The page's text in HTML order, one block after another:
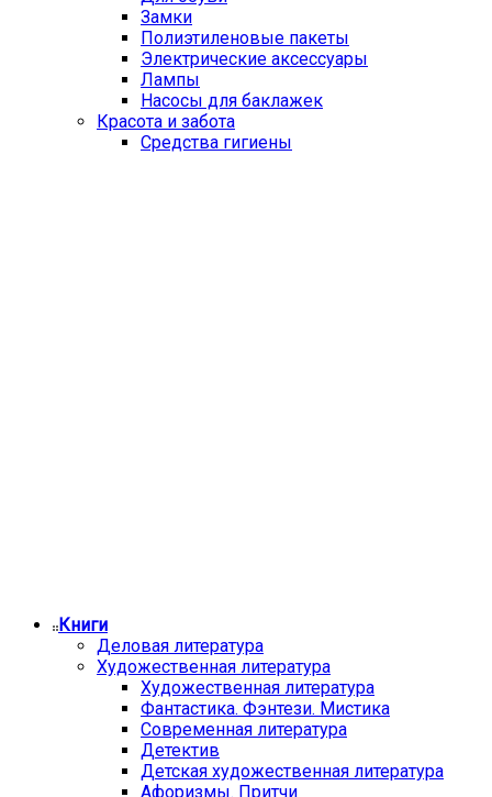
Замки
Полиэтиленовые пакеты
Электрические аксессуары
Лампы
Насосы для баклажек
Красота и забота
Средства гигиены
Книги
Деловая литература
Художественная литература
Художественная литература
Фантастика. Фэнтези. Мистика
Современная литература
Детектив
Детская художественная литература
Афоризмы. Притчи